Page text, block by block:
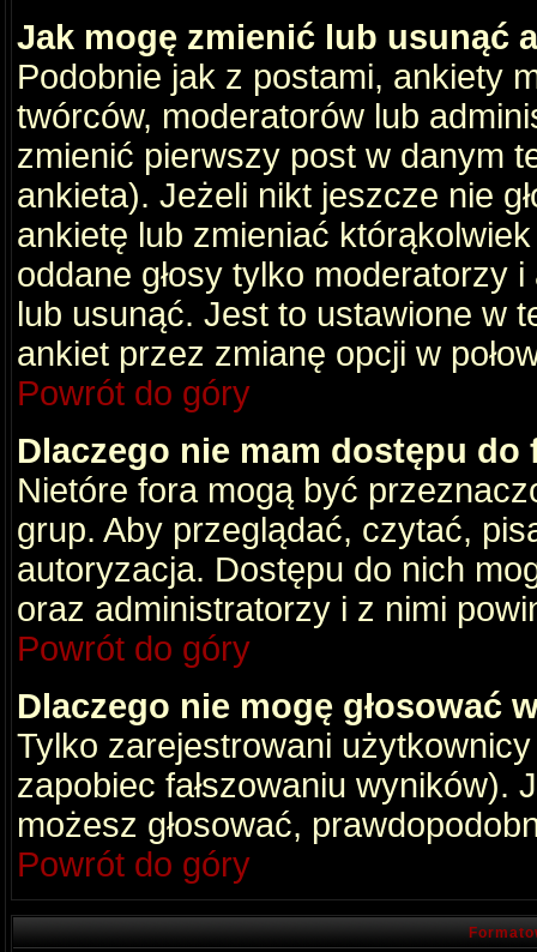
Jak mogę zmienić lub usunąć
Podobnie jak z postami, ankiety
twórców, moderatorów lub
zmienić pierwszy post w danym
ankieta). Jeżeli nikt jeszcze nie
ankietę lub zmieniać
oddane głosy tylko moderatorzy
lub usunąć. Jest to ustawione w
ankiet przez zmianę opcji w
Powrót do góry
Dlaczego nie mam dostępu do
Nietóre fora mogą być
grup. Aby przeglądać, czytać,
autoryzacja. Dostępu do nich
oraz administratorzy i z nimi
Powrót do góry
Dlaczego nie mogę głosować
Tylko zarejestrowani
zapobiec fałszowaniu wyników).
możesz głosować,
Powrót do góry